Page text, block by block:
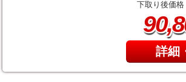
下取り後価格
90,
詳細